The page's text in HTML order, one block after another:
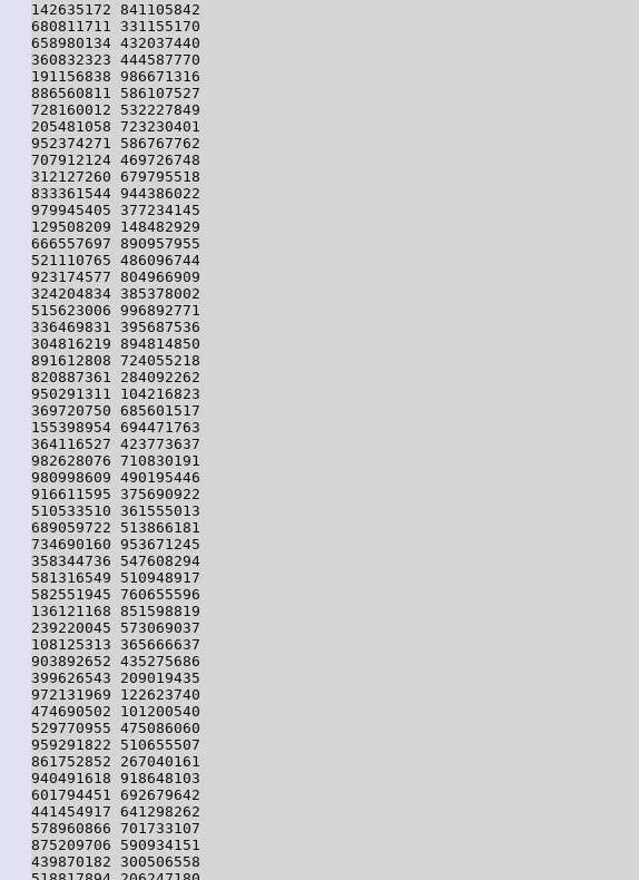
142635172 841105842
680811711 331155170
658980134 432037440
360832323 444587770
191156838 986671316
886560811 586107527
728160012 532227849
205481058 723230401
952374271 586767762
707912124 469726748
312127260 679795518
833361544 944386022
979945405 377234145
129508209 148482929
666557697 890957955
521110765 486096744
923174577 804966909
324204834 385378002
515623006 996892771
336469831 395687536
304816219 894814850
891612808 724055218
820887361 284092262
950291311 104216823
369720750 685601517
155398954 694471763
364116527 423773637
982628076 710830191
980998609 490195446
916611595 375690922
510533510 361555013
689059722 513866181
734690160 953671245
358344736 547608294
581316549 510948917
582551945 760655596
136121168 851598819
239220045 573069037
108125313 365666637
903892652 435275686
399626543 209019435
972131969 122623740
474690502 101200540
529770955 475086060
959291822 510655507
861752852 267040161
940491618 918648103
601794451 692679642
441454917 641298262
578960866 701733107
875209706 590934151
439870182 300506558